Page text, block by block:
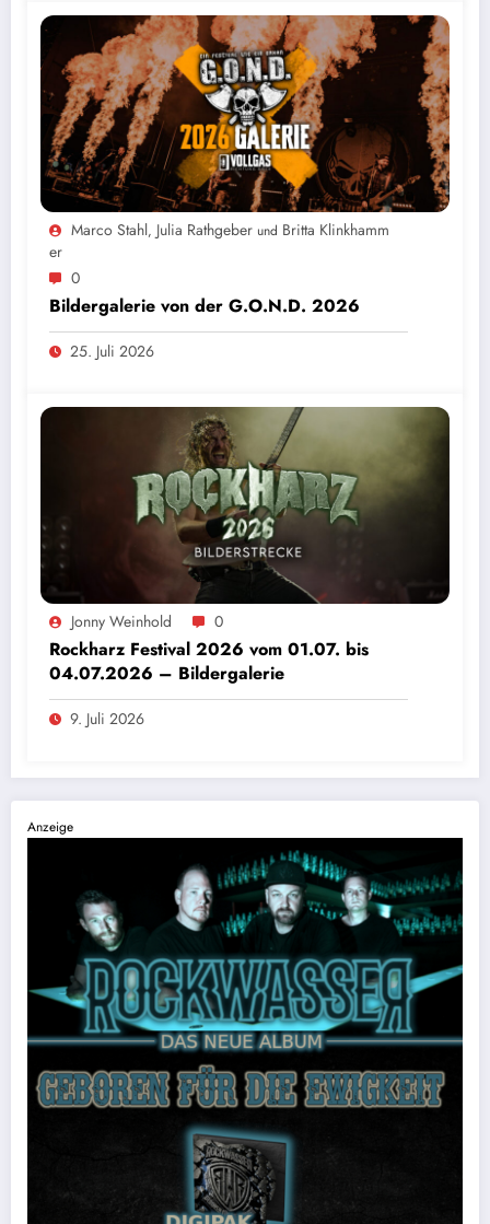
Marco Stahl, Julia Rathgeber und Britta Klinkhamm
Er
0
Bildergalerie von der G.O.N.D. 2026
25. Juli 2026
Jonny Weinhold 0
Rockharz Festival 2026 vom 01.07. bis
04.07.2026 – Bildergalerie
9. Juli 2026
Anzeige